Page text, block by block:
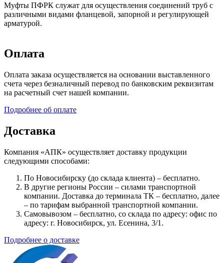
Муфты ПФРК служат для осуществления соединений труб с
различными видами фланцевой, запорной и регулирующей
арматурой.
Оплата
Оплата заказа осуществляется на основании выставленного
счета через безналичный перевод по банковским реквизитам
на расчетный счет нашей компании.
Подробнее об оплате
Доставка
Компания «АПК» осуществляет доставку продукции
следующими способами:
По Новосибирску (до склада клиента) – бесплатно.
В другие регионы России – силами транспортной
компании. Доставка до терминала ТК – бесплатно, далее
– по тарифам выбранной транспортной компании.
Самовывозом – бесплатно, со склада по адресу: офис по
адресу: г. Новосибирск, ул. Есенина, 3/1.
Подробнее о доставке